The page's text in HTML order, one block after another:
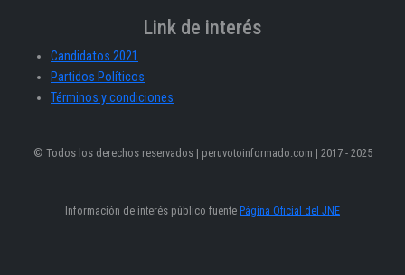
Link de interés
Candidatos 2021
Partidos Políticos
Términos y condiciones
© Todos los derechos reservados | peruvotoinformado.com | 2017 - 2025
Información de interés público fuente Página Oficial del JNE